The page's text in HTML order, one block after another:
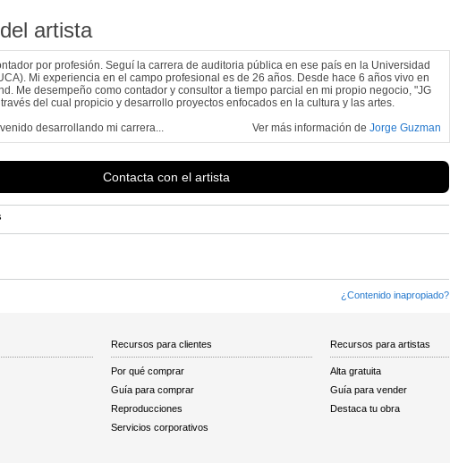
artista
por profesión. Seguí la carrera de auditoria pública en ese país en la Universidad
Mi experiencia en el campo profesional es de 26 años. Desde hace 6 años vivo en
Me desempeño como contador y consultor a tiempo parcial en mi propio negocio, "JG
del cual propicio y desarrollo proyectos enfocados en la cultura y las artes.
desarrollando mi carrera...
Ver más información de Jorge Guzman
Contacta con el artista
¿Contenido inapropiado?
Recursos para clientes
Por qué comprar
Guía para comprar
Reproducciones
Servicios corporativos
Recursos para artistas
Alta gratuita
Guía para vender
Destaca tu obra